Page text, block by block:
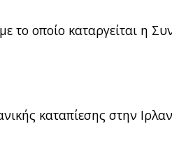
το οποίο καταργείται η
καταπίεσης στην